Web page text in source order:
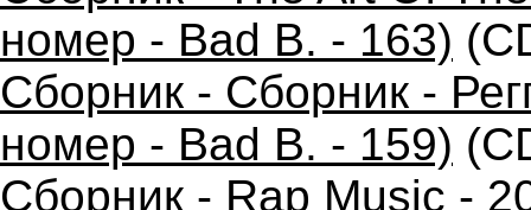
номер - Bad B. - 163)
Сборник - Сборник -
номер - Bad B. - 159)
Сборник - Rap Music -